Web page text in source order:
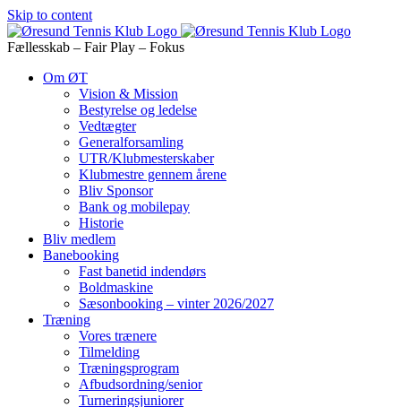
Skip to content
Fællesskab – Fair Play – Fokus
Om ØT
Vision & Mission
Bestyrelse og ledelse
Vedtægter
Generalforsamling
UTR/Klubmesterskaber
Klubmestre gennem årene
Bliv Sponsor
Bank og mobilepay
Historie
Bliv medlem
Banebooking
Fast banetid indendørs
Boldmaskine
Sæsonbooking – vinter 2026/2027
Træning
Vores trænere
Tilmelding
Træningsprogram
Afbudsordning/senior
Turneringsjuniorer